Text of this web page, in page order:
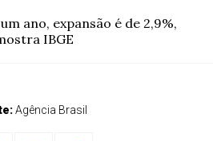
ano, expansão é de 2,9%,
IBGE
Agência Brasil